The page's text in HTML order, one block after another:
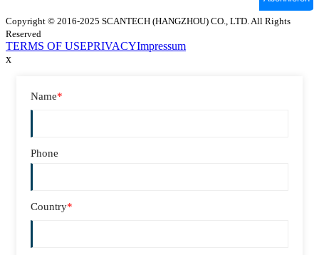
Copyright © 2016-2025 SCANTECH (HANGZHOU) CO., LTD. All Rights
Reserved
TERMS OF USEPRIVACYImpressum
x
Name*
Phone
Country*